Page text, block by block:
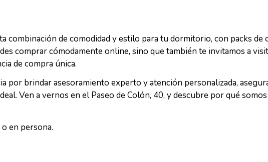
combinación de comodidad y estilo para tu dormitorio, con packs de
comprar cómodamente online, sino que también te invitamos a
de compra única.
por brindar asesoramiento experto y atención personalizada,
Ven a vernos en el Paseo de Colón, 40, y descubre por qué
en persona.